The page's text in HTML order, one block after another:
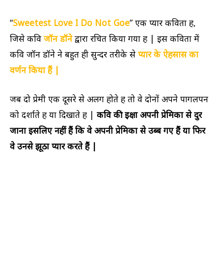
“Sweetest Love I Do Not Goe” एक प्यार कविता हैं,
जिसे कवि जॉन डॉनेद्वारा रचित किया गया हैं | इस कविता में
कवि जॉन डॉने ने बहुत ही सुन्दर तरीके से प्यार के ऐहसास का
वर्णन किया हैं |
जब दो प्रेमी एक दूसरे से अलग होते हैं तो वे दोनों अपने पागलपन
को दर्शाते हैं या दिखाते हैं | कवि की इक्षा अपनी प्रेमिका से दुर
जाना इसलिए नहीं हैं कि वे अपनी प्रेमिका से उब्ब गए हैं या फिर
वे उनसे झूठा प्यार करते हैं |